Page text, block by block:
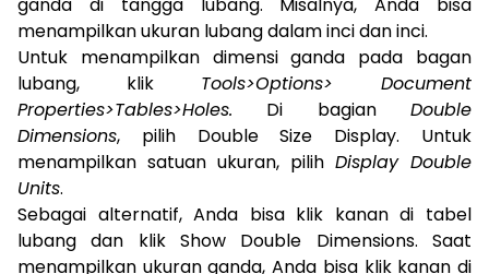
menampilkan ukuran lubang dalam inci dan inci.
Untuk menampilkan dimensi ganda pada bagan
lubang, klik Tools>Options> Document
Properties>Tables>Holes. Di bagian Double
Dimensions, pilih Double Size Display. Untuk
menampilkan satuan ukuran, pilih Display Double
Units.
Sebagai alternatif, Anda bisa klik kanan di tabel
lubang dan klik Show Double Dimensions. Saat
menampilkan ukuran ganda, Anda bisa klik kanan di